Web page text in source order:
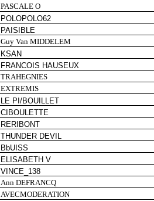
PASCALE O
POLOPOLO62
PAISIBLE
Guy Van MIDDELEM
KSAN
FRANCOIS HAUSEUX
TRAHEGNIES
EXTREMIS
LE PI/BOUILLET
CIBOULETTE
RERIBONT
THUNDER DEVIL
BbUISS
ELISABETH V
VINCE_138
Ann DEFRANCQ
AVECMODERATION